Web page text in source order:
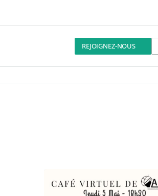
REJOIGNEZ-NOUS